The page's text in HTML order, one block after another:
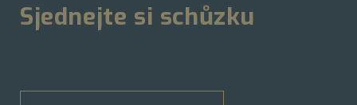
Sjednejte si schůzku